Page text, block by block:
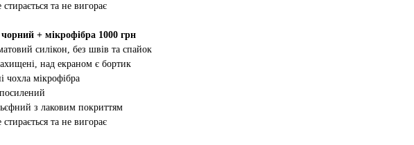
та не вигорає
+ мікрофібра 1000 грн
силікон, без швів та спайок
над екраном є бортик
чохла мікрофібра
з лаковим покриттям
та не вигорає